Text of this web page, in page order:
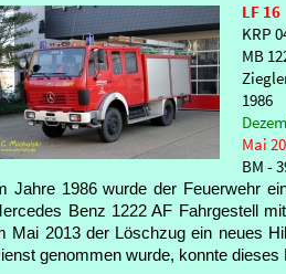
LF 16
KRP
MB
1986
Mai
BM -
Jahre 1986 wurde der Feuerwehr
Benz 1222 AF Fahrgestell
Mai 2013 der Löschzug ein neues
genommen wurde, konnte